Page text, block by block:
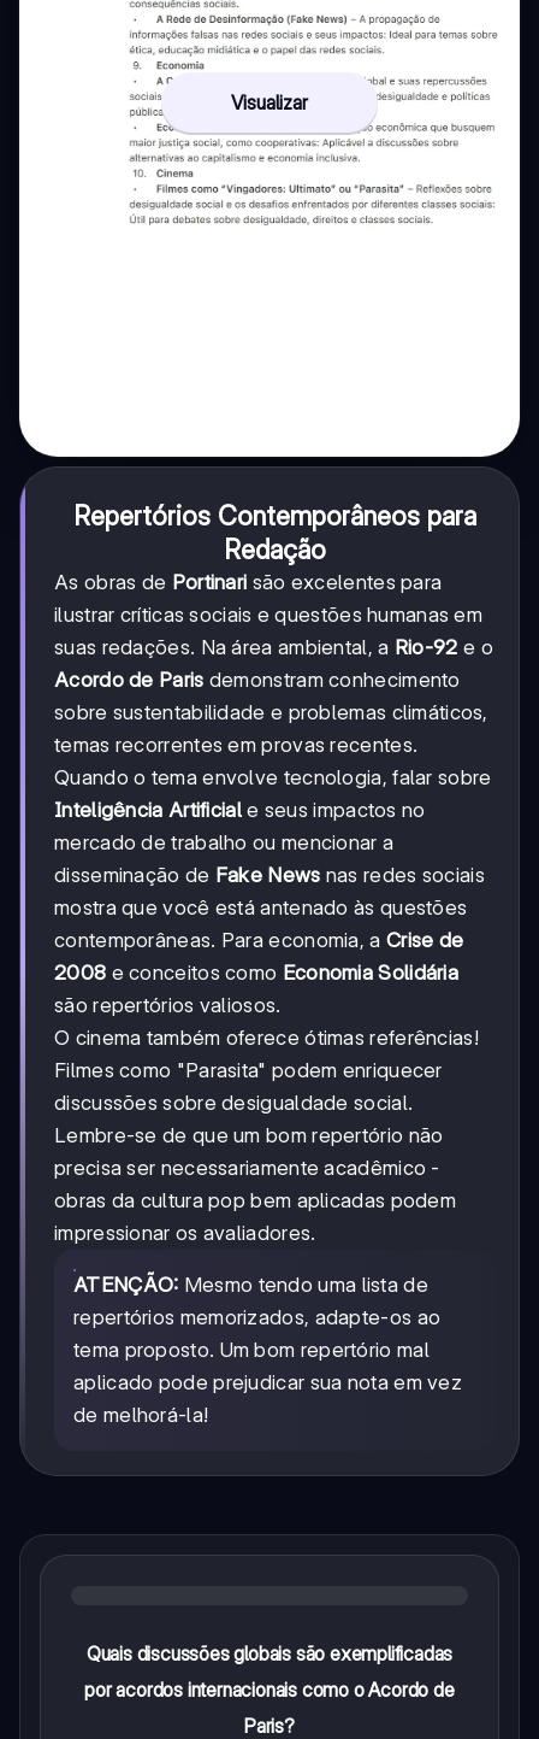
Visualizar
Repertórios Contemporâneos para
Redação
As obras de Portinari são excelentes para
ilustrar críticas sociais e questões humanas em
suas redações. Na área ambiental, a Rio-92 e o
Acordo de Paris demonstram conhecimento
sobre sustentabilidade e problemas climáticos,
temas recorrentes em provas recentes.
Quando o tema envolve tecnologia, falar sobre
Inteligência Artificiale seus impactos no
mercado de trabalho ou mencionar a
disseminação de Fake News nas redes sociais
mostra que você está antenado às questões
contemporâneas. Para economia, a Crise de
2008 e conceitos como Economia Solidária
são repertórios valiosos.
O cinema também oferece ótimas referências!
Filmes como "Parasita" podem enriquecer
discussões sobre desigualdade social.
Lembre-se de que um bom repertório não
precisa ser necessariamente acadêmico -
obras da cultura pop bem aplicadas podem
impressionar os avaliadores.
ATENÇÃO: Mesmo tendo uma lista de
repertórios memorizados, adapte-os ao
tema proposto. Um bom repertório mal
aplicado pode prejudicar sua nota em vez
de melhorá-la!
Quais discussões globais são exemplificadas
por acordos internacionais como o Acordo de
Paris?